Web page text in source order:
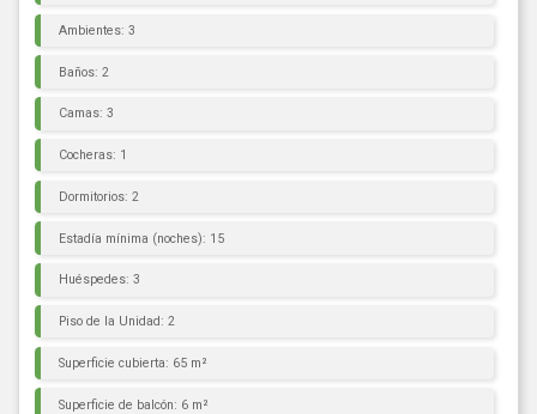
Ambientes: 3
Baños: 2
Camas: 3
Cocheras: 1
Dormitorios: 2
Estadía mínima (noches): 15
Huéspedes: 3
Piso de la Unidad: 2
Superficie cubierta: 65 m²
Superficie de balcón: 6 m²